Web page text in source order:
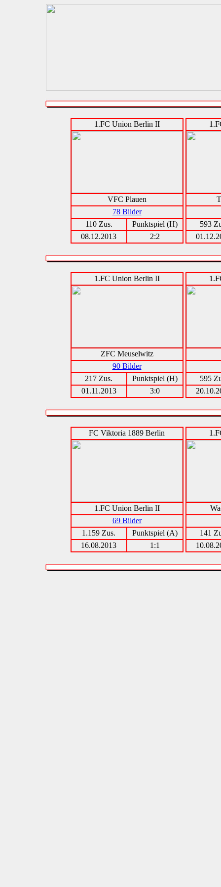
1.FC Union Berlin II
VFC Plauen
78 Bilder
110 Zus.
Punktspiel (H)
08.12.2013
2:2
593
1.FC Union Berlin II
ZFC Meuselwitz
90 Bilder
217 Zus.
Punktspiel (H)
01.11.2013
3:0
595
FC Viktoria 1889 Berlin
1.FC Union Berlin II
69 Bilder
1.159 Zus.
Punktspiel (A)
16.08.2013
1:1
141